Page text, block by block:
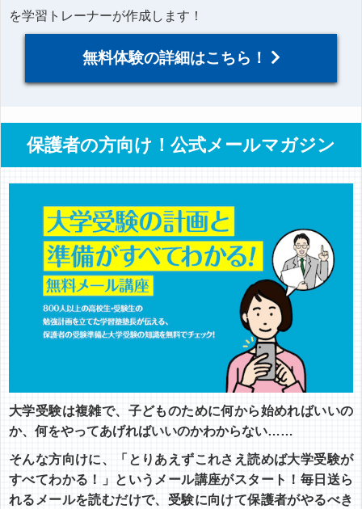
を学習トレーナーが作成します！
無料体験の詳細はこちら！
保護者の方向け！公式メールマガジン
大学受験は複雑で、子どものために何から始めればいいの
か、何をやってあげればいいのかわからない……
そんな方向けに、「とりあえずこれさえ読めば大学受験が
すべてわかる！」というメール講座がスタート！毎日送ら
れるメールを読むだけで、受験に向けて保護者がやるべき